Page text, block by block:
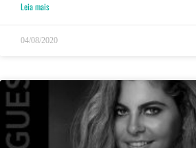
Leia mais
04/08/2020